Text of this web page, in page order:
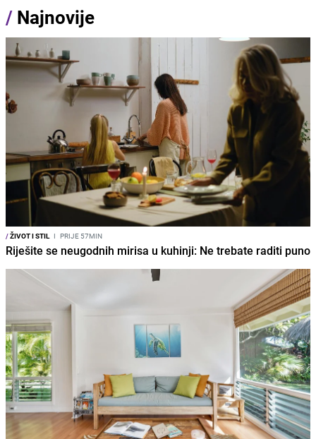
/ Najnovije
/ŽIVOT I STIL I PRIJE 57MIN
Riješite se neugodnih mirisa u kuhinji: Ne trebate raditi puno